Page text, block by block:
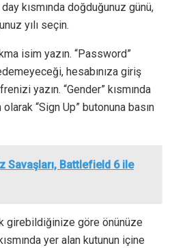
kısmında doğduğunuz günü,
yılı seçin.
isim yazın. “Password”
hesabınıza giriş
yazın. “Gender” kısmında
“Sign Up” butonuna basın
Savaşları, Battlefield 6 ile
girebildiğinize göre önünüze
yer alan kutunun içine